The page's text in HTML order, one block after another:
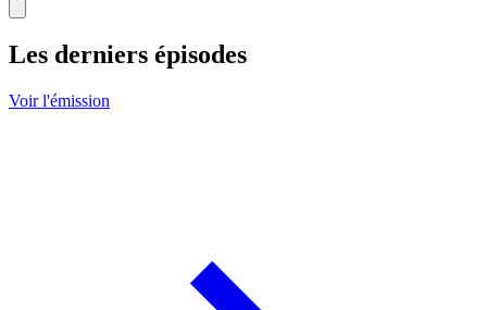
Les derniers épisodes
Voir l'émission